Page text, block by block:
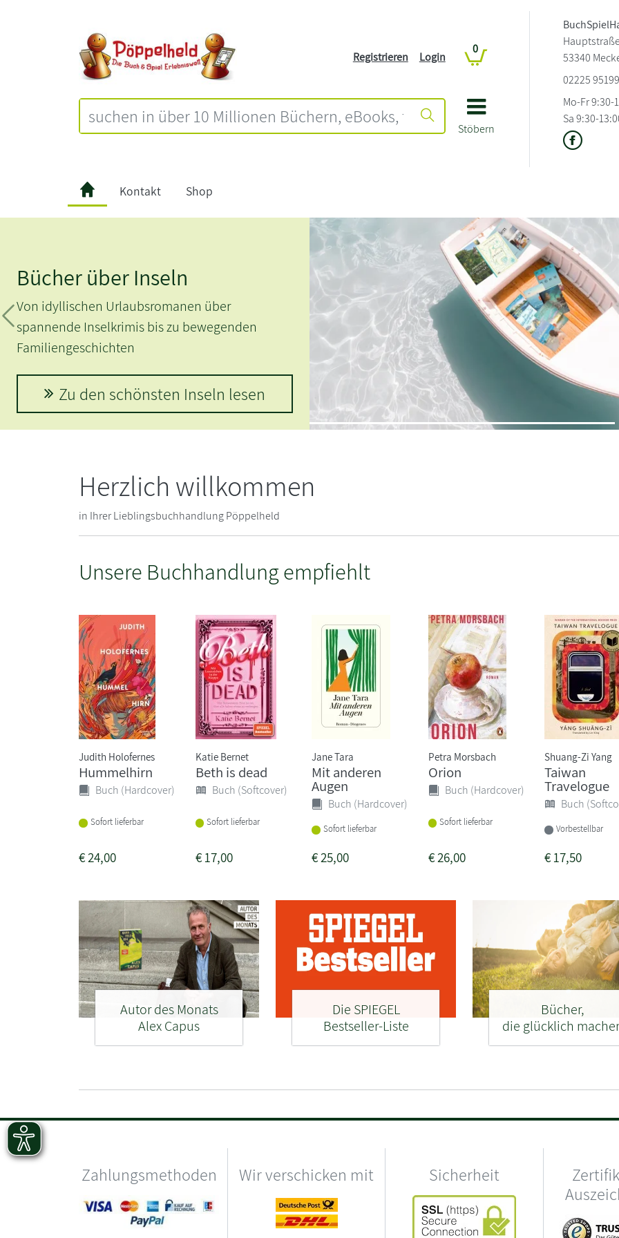
Stöbern
Registrieren Login
0
53340
02225
Mo-Fr 9:30-
Sa 9:30-
Kontakt Shop
Zurück
Bücher über Inseln
Von idyllischen Urlaubsromanen über
spannende Inselkrimis bis zu bewegenden
Familiengeschichten
Zu den schönsten Inseln lesen
Herzlich willkommen
in Ihrer Lieblingsbuchhandlung Pöppelheld
Unsere Buchhandlung empfiehlt
Judith Holofernes
Hummelhirn
Buch (Hardcover)
Sofort lieferbar
€24,00
Katie Bernet
Beth is dead
Buch (Softcover)
Sofort lieferbar
€17,00
Jane Tara
Mit anderen
Augen
Buch (Hardcover)
Sofort lieferbar
€25,00
Petra Morsbach
Orion
Buch (Hardcover)
Sofort lieferbar
€26,00
Shuang-Zi Yang
Taiwan
Travelogue
Buch
Vorbestellbar
€17,50
Autor des Monats
Alex Capus
Die SPIEGEL
Bestseller-Liste
Bücher,
die glücklich
Zahlungsmethoden Wir verschicken mit Sicherheit